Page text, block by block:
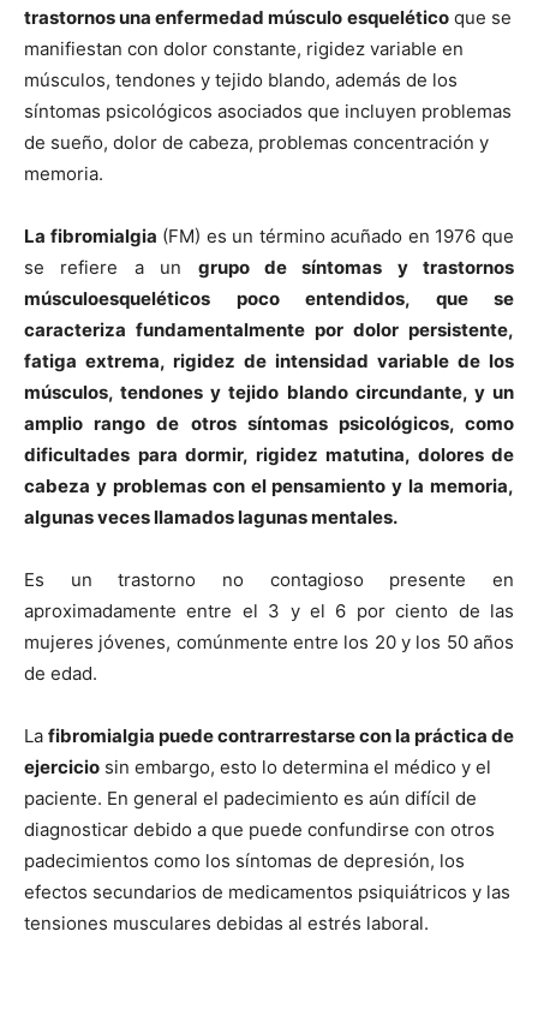
trastornos una enfermedad músculo esquelético que se
manifiestan con dolor constante, rigidez variable en
músculos, tendones y tejido blando, además de los
síntomas psicológicos asociados que incluyen problemas
de sueño, dolor de cabeza, problemas concentración y
memoria.
La fibromialgia (FM) es un término acuñado en 1976 que
se refiere a un grupo de sí­ntomas y trastornos
músculoesqueléticos poco entendidos, que se
caracteriza fundamentalmente por dolor persistente,
fatiga extrema, rigidez de intensidad variable de los
músculos, tendones y tejido blando circundante, y un
amplio rango de otros sí­ntomas psicológicos, como
dificultades para dormir, rigidez matutina, dolores de
cabeza y problemas con el pensamiento y la memoria,
algunas veces llamados lagunas mentales.
Es un trastorno no contagioso presente en
aproximadamente entre el 3 y el 6 por ciento de las
mujeres jóvenes, comúnmente entre los 20 y los 50 años
de edad.
La fibromialgia puede contrarrestarse con la práctica de
ejercicio sin embargo, esto lo determina el médico y el
paciente. En general el padecimiento es aún difícil de
diagnosticar debido a que puede confundirse con otros
padecimientos como los síntomas de depresión, los
efectos secundarios de medicamentos psiquiátricos y las
tensiones musculares debidas al estrés laboral.